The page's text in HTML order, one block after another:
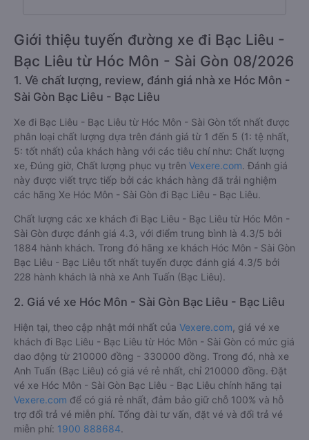
Giới thiệu tuyến đường xe đi Bạc Liêu -
Bạc Liêu từ Hóc Môn - Sài Gòn 08/2026
1. Về chất lượng, review, đánh giá nhà xe Hóc Môn -
Sài Gòn Bạc Liêu - Bạc Liêu
Xe đi Bạc Liêu - Bạc Liêu từ Hóc Môn - Sài Gòn tốt nhất được
phân loại chất lượng dựa trên đánh giá từ 1 đến 5 (1: tệ nhất,
5: tốt nhất) của khách hàng với các tiêu chí như: Chất lượng
xe, Đúng giờ, Chất lượng phục vụ trên Vexere.com. Đánh giá
này được viết trực tiếp bởi các khách hàng đã trải nghiệm
các hãng Xe Hóc Môn - Sài Gòn đi Bạc Liêu - Bạc Liêu.
Chất lượng các xe khách đi Bạc Liêu - Bạc Liêu từ Hóc Môn -
Sài Gòn được đánh giá 4.3, với điểm trung bình là 4.3/5 bởi
1884 hành khách. Trong đó hãng xe khách Hóc Môn - Sài Gòn
Bạc Liêu - Bạc Liêu tốt nhất tuyến được đánh giá 4.3/5 bởi
228 hành khách là nhà xe Anh Tuấn (Bạc Liêu).
2. Giá vé xe Hóc Môn - Sài Gòn Bạc Liêu - Bạc Liêu
Hiện tại, theo cập nhật mới nhất của Vexere.com , giá vé xe
khách đi Bạc Liêu - Bạc Liêu từ Hóc Môn - Sài Gòn có mức giá
dao động từ 210000 đồng - 330000 đồng. Trong đó, nhà xe
Anh Tuấn (Bạc Liêu) có giá vé rẻ nhất, chỉ 210000 đồng. Đặt
vé xe Hóc Môn - Sài Gòn Bạc Liêu - Bạc Liêu chính hãng tại
Vexere.com để có giá rẻ nhất, đảm bảo giữ chỗ 100% và hỗ
trợ đổi trả vé miễn phí. Tổng đài tư vấn, đặt vé và đổi trả vé
miễn phí: 1900 888684.